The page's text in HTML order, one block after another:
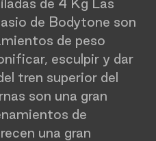
de 4 Kg Las
de Bodytone son
de peso
esculpir y dar
tren superior del
son una gran
de
una gran